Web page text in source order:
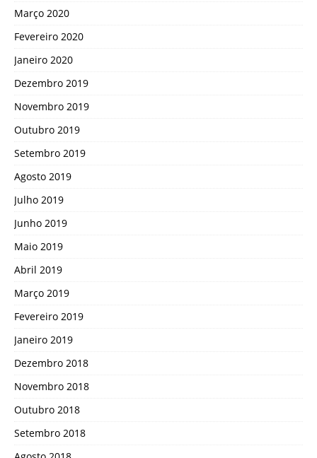
Março 2020
Fevereiro 2020
Janeiro 2020
Dezembro 2019
Novembro 2019
Outubro 2019
Setembro 2019
Agosto 2019
Julho 2019
Junho 2019
Maio 2019
Abril 2019
Março 2019
Fevereiro 2019
Janeiro 2019
Dezembro 2018
Novembro 2018
Outubro 2018
Setembro 2018